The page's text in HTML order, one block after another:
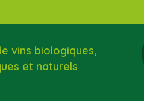
vins biologiques,
et naturels